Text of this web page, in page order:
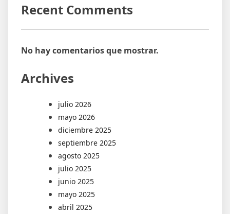
Recent Comments
No hay comentarios que mostrar.
Archives
julio 2026
mayo 2026
diciembre 2025
septiembre 2025
agosto 2025
julio 2025
junio 2025
mayo 2025
abril 2025